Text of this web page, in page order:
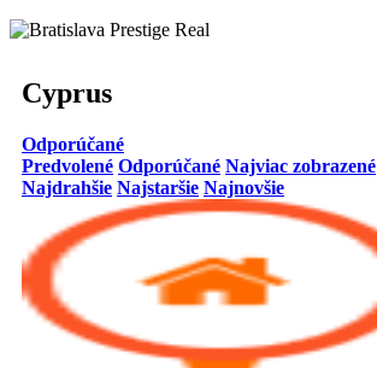
Cyprus
Odporúčané
Predvolené Odporúčané Najviac zobrazené
Najdrahšie Najstaršie Najnovšie